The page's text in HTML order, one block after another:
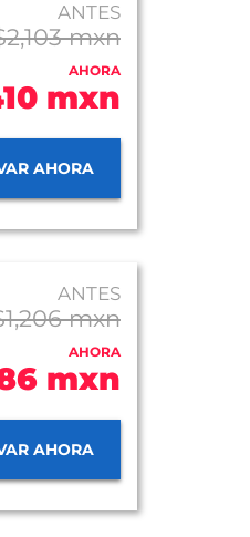
ANTES
mxn
AHORA
mxn
AHORA
ANTES
mxn
AHORA
mxn
AHORA